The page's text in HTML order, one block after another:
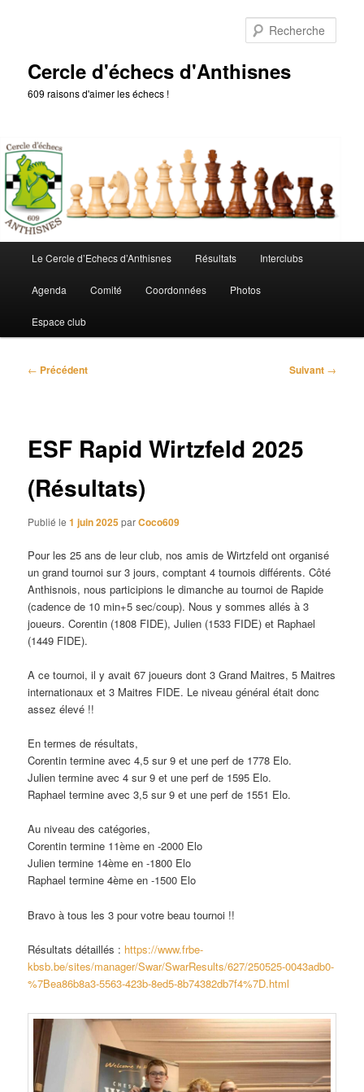
Cercle d'échecs d'Anthisnes
609 raisons d'aimer les échecs !
principal
Le Cercle d’Echecs d’Anthisnes Résultats Interclubs
Agenda Comité Coordonnées Photos
Espace club
Navigation
← Précédent Suivant →
ESF Rapid Wirtzfeld 2025
(Résultats)
Publié le1 juin 2025parCoco609
Pour les 25 ans de leur club, nos amis de Wirtzfeld ont organisé
un grand tournoi sur 3 jours, comptant 4 tournois différents. Côté
Anthisnois, nous participions le dimanche au tournoi de Rapide
(cadence de 10 min+5 sec/coup). Nous y sommes allés à 3
joueurs. Corentin (1808 FIDE), Julien (1533 FIDE) et Raphael
(1449 FIDE).
A ce tournoi, il y avait 67 joueurs dont 3 Grand Maitres, 5 Maitres
internationaux et 3 Maitres FIDE. Le niveau général était donc
assez élevé !!
En termes de résultats,
Corentin termine avec 4,5 sur 9 et une perf de 1778 Elo.
Julien termine avec 4 sur 9 et une perf de 1595 Elo.
Raphael termine avec 3,5 sur 9 et une perf de 1551 Elo.
Au niveau des catégories,
Corentin termine 11ème en -2000 Elo
Julien termine 14ème en -1800 Elo
Raphael termine 4ème en -1500 Elo
Bravo à tous les 3 pour votre beau tournoi !!
Résultats détaillés : https://www.frbe-
kbsb.be/sites/manager/Swar/SwarResults/627/250525-0043adb0-
%7Bea86b8a3-5563-423b-8ed5-8b74382db7f4%7D.html